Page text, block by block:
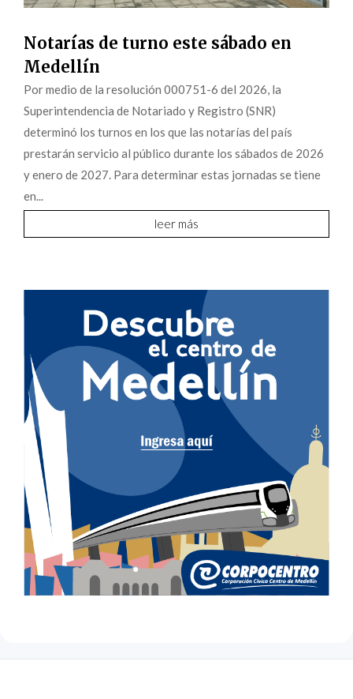
Notarías de turno este sábado en
Medellín
Por medio de la resolución 000751-6 del 2026, la
Superintendencia de Notariado y Registro (SNR)
determinó los turnos en los que las notarías del país
prestarán servicio al público durante los sábados de 2026
y enero de 2027. Para determinar estas jornadas se tiene
en...
leer más